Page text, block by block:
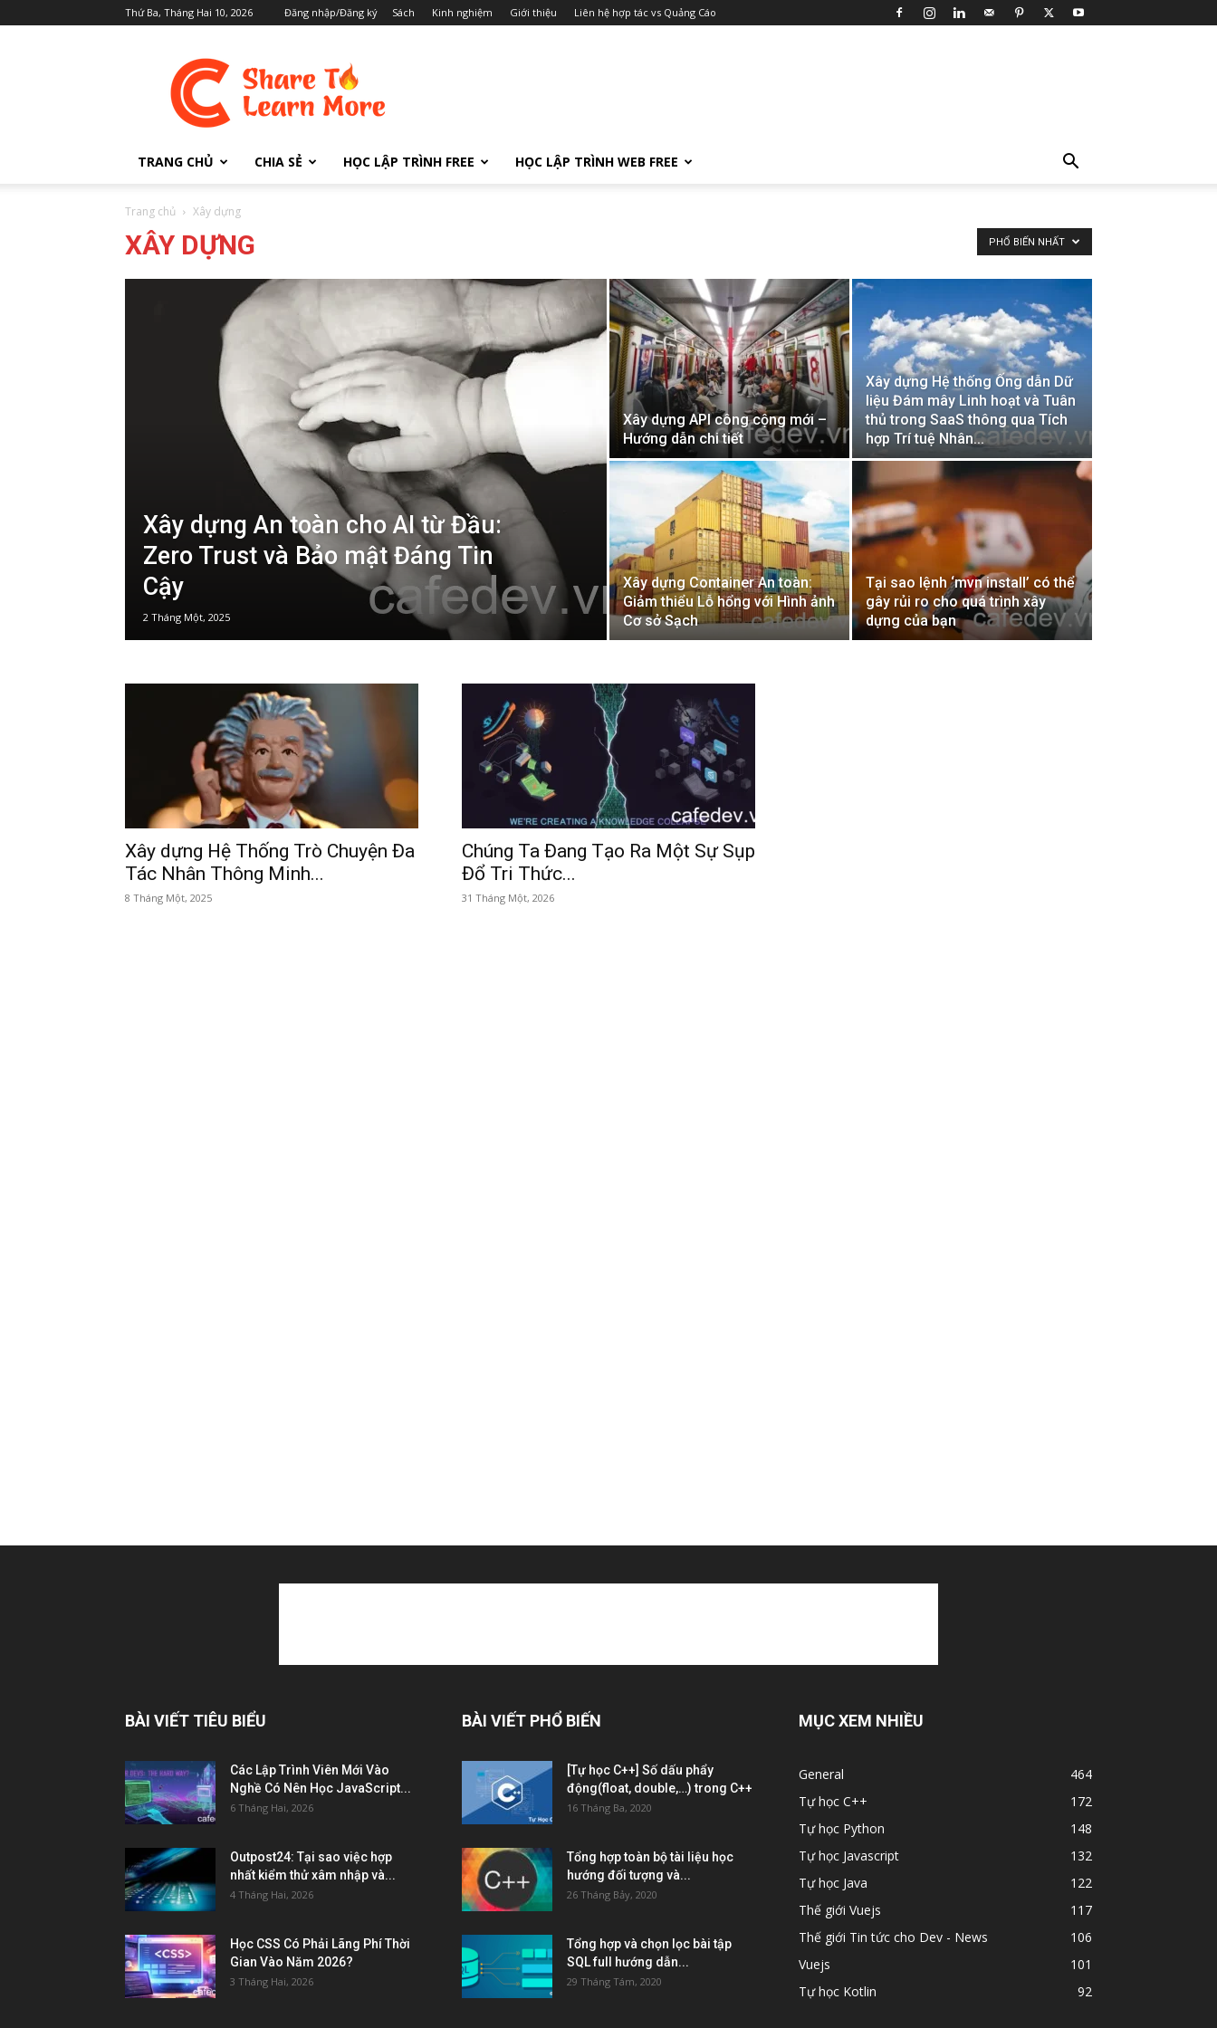
Thứ Ba, Tháng Hai 10, 2026 Đăng nhập/Đăng ký Sách Kinh nghiệm Giới thiệu Liên hệ hợp tác vs Quảng Cáo
TRANG CHỦ CHIA SẺ HỌC LẬP TRÌNH FREE HỌC LẬP TRÌNH WEB FREE
Trang chủ Xây dựng
XÂY DỰNG PHỔ BIẾN NHẤT
Xây dựng An toàn cho AI từ Đầu:
Zero Trust và Bảo mật Đáng Tin
Cậy
2 Tháng Một, 2025
Xây dựng API công cộng mới –
Hướng dẫn chi tiết
Xây dựng Hệ thống Ống dẫn Dữ
liệu Đám mây Linh hoạt và Tuân
thủ trong SaaS thông qua Tích
hợp Trí tuệ Nhân...
Xây dựng Container An toàn:
Giảm thiểu Lỗ hổng với Hình ảnh
Cơ sở Sạch
Tại sao lệnh ‘mvn install’ có thể
gây rủi ro cho quá trình xây
dựng của bạn
Xây dựng Hệ Thống Trò Chuyện Đa
Tác Nhân Thông Minh...
8 Tháng Một, 2025
Chúng Ta Đang Tạo Ra Một Sự Sụp
Đổ Tri Thức...
31 Tháng Một, 2026
BÀI VIẾT TIÊU BIỂU
Các Lập Trình Viên Mới Vào
Nghề Có Nên Học JavaScript...
6 Tháng Hai, 2026
Outpost24: Tại sao việc hợp
nhất kiểm thử xâm nhập và...
4 Tháng Hai, 2026
Học CSS Có Phải Lãng Phí Thời
Gian Vào Năm 2026?
3 Tháng Hai, 2026
BÀI VIẾT PHỔ BIẾN
[Tự học C++] Số dấu phẩy
động(float, double,…) trong C++
16 Tháng Ba, 2020
Tổng hợp toàn bộ tài liệu học
hướng đối tượng và...
26 Tháng Bảy, 2020
Tổng hợp và chọn lọc bài tập
SQL full hướng dẫn...
29 Tháng Tám, 2020
MỤC XEM NHIỀU
General
464
Tự học C++
172
Tự học Python
148
Tự học Javascript
132
Tự học Java
122
Thế giới Vuejs
117
Thế giới Tin tức cho Dev - News
106
Vuejs
101
Tự học Kotlin
92